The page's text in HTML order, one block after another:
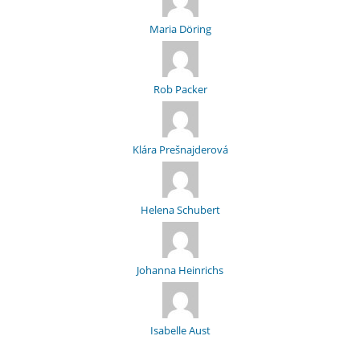
Maria Döring
Rob Packer
Klára Prešnajderová
Helena Schubert
Johanna Heinrichs
Isabelle Aust